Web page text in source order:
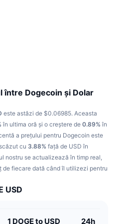
de diamante
între Dogecoin și Dolar
este astăzi de $0.06985. Aceasta
în ultima oră și o creștere de 0.89% în
a prețului pentru Dogecoin este
cu 3.88% față de USD în
nostru se actualizează în timp real,
fiecare dată când îl utilizezi pentru
USD
1 DOGE to USD 24h